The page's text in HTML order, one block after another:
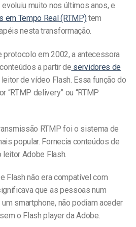
muito nos últimos anos, e
em Tempo Real (RTMP)tem
nesta transformação.
protocolo em 2002, a antecessora
a partir de servidores de
leitor de vídeo Flash. Essa função do
“RTMP delivery” ou “RTMP
RTMP foi o sistema de
popular. Fornecia conteúdos de
Adobe Flash.
Flash não era compatível com
que as pessoas num
smartphone, não podiam aceder
o Flash player da Adobe.